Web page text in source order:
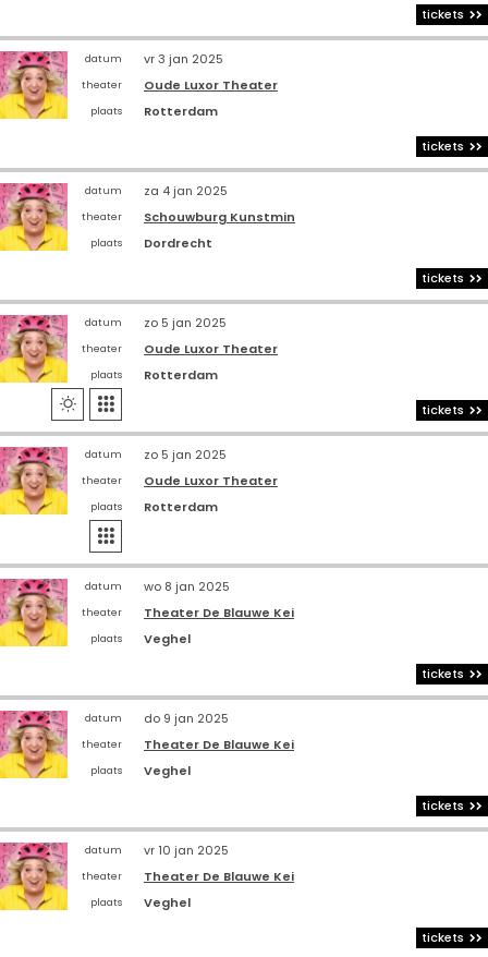
tickets
datum vr 3 jan 2025
theater Oude Luxor Theater
plaats
Rotterdam
tickets
datum za 4 jan 2025
theater Schouwburg Kunstmin
plaats
Dordrecht
tickets
datum zo 5 jan 2025
theater Oude Luxor Theater
plaats Rotterdam
  tickets
datum zo 5 jan 2025
theater Oude Luxor Theater
plaats Rotterdam

datum wo 8 jan 2025
theater Theater De Blauwe Kei
plaats
Veghel
tickets
datum do 9 jan 2025
theater Theater De Blauwe Kei
plaats
Veghel
tickets
datum vr 10 jan 2025
theater Theater De Blauwe Kei
plaats
Veghel
tickets